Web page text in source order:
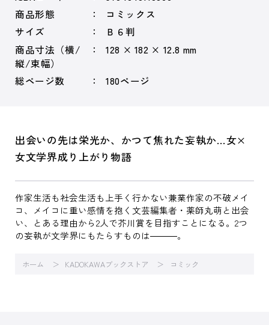
商品形態
コミックス
サイズ
Ｂ６判
商品寸法（横/
縦/束幅）
128 × 182 × 12.8 mm
総ページ数 180ページ
出会いの先は栄光か、かつて焦れた妄執か…女×
女文学界成り上がり物語
作家生活も社会生活も上手く行かない兼業作家の不破メイ
コ、メイコに重い感情を抱く文芸編集者・薬師丸萌と出会
い、とある理由から2人で芥川賞を目指すことになる。2つ
の妄執が文学界にもたらすものは―――。
ホーム KADOKAWAブックストア コミック